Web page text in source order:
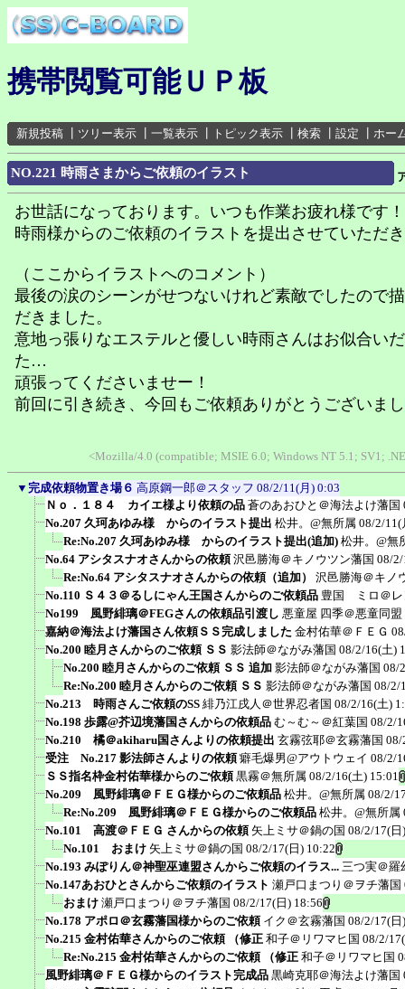
携帯閲覧可能ＵＰ板
新規投稿 ツリー表示 一覧表示 トピック表示 検索 設定 ホー
NO.221 時雨さまからご依頼のイラスト
お世話になっております。いつも作業お疲れ様です！
時雨様からのご依頼のイラストを提出させていただ
（ここからイラストへのコメント）
最後の涙のシーンがせつないけれど素敵でしたので
だきました。
意地っ張りなエステルと優しい時雨さんはお似合い
た…
頑張ってくださいませー！
前回に引き続き、今回もご依頼ありがとうございま
<Mozilla/4.0 (compatible; MSIE 6.0; Windows NT 5.1; SV1;
▼ 完成依頼物置き場６ 高原鋼一郎＠スタッフ 08/2/11(月) 0:03
Ｎｏ．１８４ カイエ様より依頼の品 蒼のあおひと＠海法よけ藩国
No.207 久珂あゆみ様 からのイラスト提出 松井。@無所属 08/2/11(
Re:No.207 久珂あゆみ様 からのイラスト提出(追加) 松井。@無
No.64 アシタスナオさんからの依頼 沢邑勝海＠キノウツン藩国 08/
Re:No.64 アシタスナオさんからの依頼（追加）
沢邑勝海＠キノ
No.110 Ｓ４３＠るしにゃん王国さんからのご依頼品 豊国 ミロ＠レ
No199 風野緋璃＠FEGさんの依頼品引渡し 悪童屋 四季＠悪童同盟
嘉納＠海法よけ藩国さん依頼ＳＳ完成しました 金村佑華＠ＦＥＧ
No.200 睦月さんからのご依頼 ＳＳ 影法師＠ながみ藩国 08/2/16(土)
No.200 睦月さんからのご依頼 ＳＳ 追加 影法師＠ながみ藩国 08/
Re:No.200 睦月さんからのご依頼 ＳＳ 影法師＠ながみ藩国 08/2/
No.213 時雨さんご依頼のSS 緋乃江戌人＠世界忍者国 08/2/16(土)
No.198 歩露@芥辺境藩国さんからの依頼品 む～む～＠紅葉国 08/2/
No.210 橘＠akiharu国さんよりの依頼提出 玄霧弦耶＠玄霧藩国 08/
受注 No.217 影法師さんよりの依頼 癖毛爆男@アウトウェイ 08/2/
ＳＳ指名枠金村佑華様からのご依頼 黒霧＠無所属 08/2/16(土) 15:01
No.209 風野緋璃＠ＦＥＧ様からのご依頼品 松井。@無所属 08/2/
Re:No.209 風野緋璃＠ＦＥＧ様からのご依頼品 松井。@無所属
No.101 高渡＠ＦＥＧ さんからの依頼 矢上ミサ＠鍋の国 08/2/17(日
No.101 おまけ 矢上ミサ＠鍋の国 08/2/17(日) 10:22
No.193 みぽりん＠神聖巫連盟さんからご依頼のイラス... 三つ実＠羅
No.147あおひとさんからご依頼のイラスト 瀬戸口まつり＠ヲチ藩国
おまけ 瀬戸口まつり＠ヲチ藩国 08/2/17(日) 18:56
No.178 アポロ＠玄霧藩国様からのご依頼 イク＠玄霧藩国 08/2/17(日
No.215 金村佑華さんからのご依頼 （修正 和子＠リワマヒ国 08/2/
Re:No.215 金村佑華さんからのご依頼 （修正 和子＠リワマヒ国
風野緋璃＠ＦＥＧ様からのイラスト完成品 黒崎克耶＠海法よけ藩国